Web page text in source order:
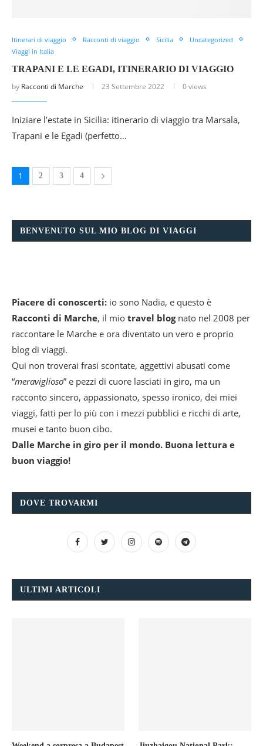
Itinerari di viaggio Racconti di viaggio Sicilia
Uncategorized
Viaggi in Italia
TRAPANI E LE EGADI, ITINERARIO DI VIAGGIO
by Racconti di Marche 23 Settembre 2022 0 views
Iniziare l’estate in Sicilia: itinerario di viaggio tra Marsala,
Trapani e le Egadi (perfetto…
1 2 3 4
BENVENUTO SUL MIO BLOG DI VIAGGI
Piacere di conoscerti: io sono Nadia, e questo è
Racconti di Marche, il mio travel blognato nel 2008 per
raccontare le Marche e ora diventato un vero e proprio
blog di viaggi.
Qui non troverai frasi scontate, aggettivi abusati come
“meraviglioso” e pezzi di cuore lasciati in giro, ma un
racconto sincero, appassionato, spesso ironico, dei miei
viaggi, fatti per lo più con i mezzi pubblici e ricchi di arte,
musei e tanto buon cibo.
Dalle Marche in giro per il mondo. Buona lettura e
buon viaggio!
DOVE TROVARMI
ULTIMI ARTICOLI